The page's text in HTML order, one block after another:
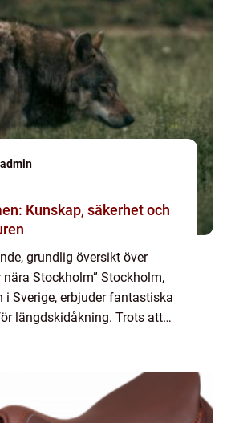
admin
Kunskap, säkerhet och
grundlig översikt över
nära Stockholm” Stockholm,
i Sverige, erbjuder fantastiska
längdskidåkning. Trots att